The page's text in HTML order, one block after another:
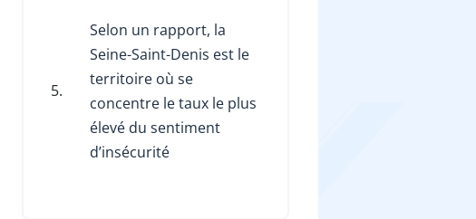
5.
Selon un rapport, la
Seine-Saint-Denis est le
territoire où se
concentre le taux le plus
élevé du sentiment
d’insécurité